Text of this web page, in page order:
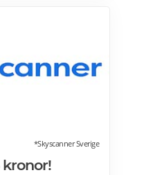
*Skyscanner Sverige
kronor!